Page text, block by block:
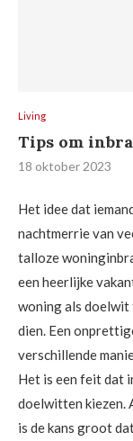
Living
Tips om
18 oktober 2023
Het idee dat
nachtmerrie van
talloze
een heerlijke
woning als doelwit
dien. Een
verschillende
Het is een feit dat
doelwitten kiezen.
is de kans groot